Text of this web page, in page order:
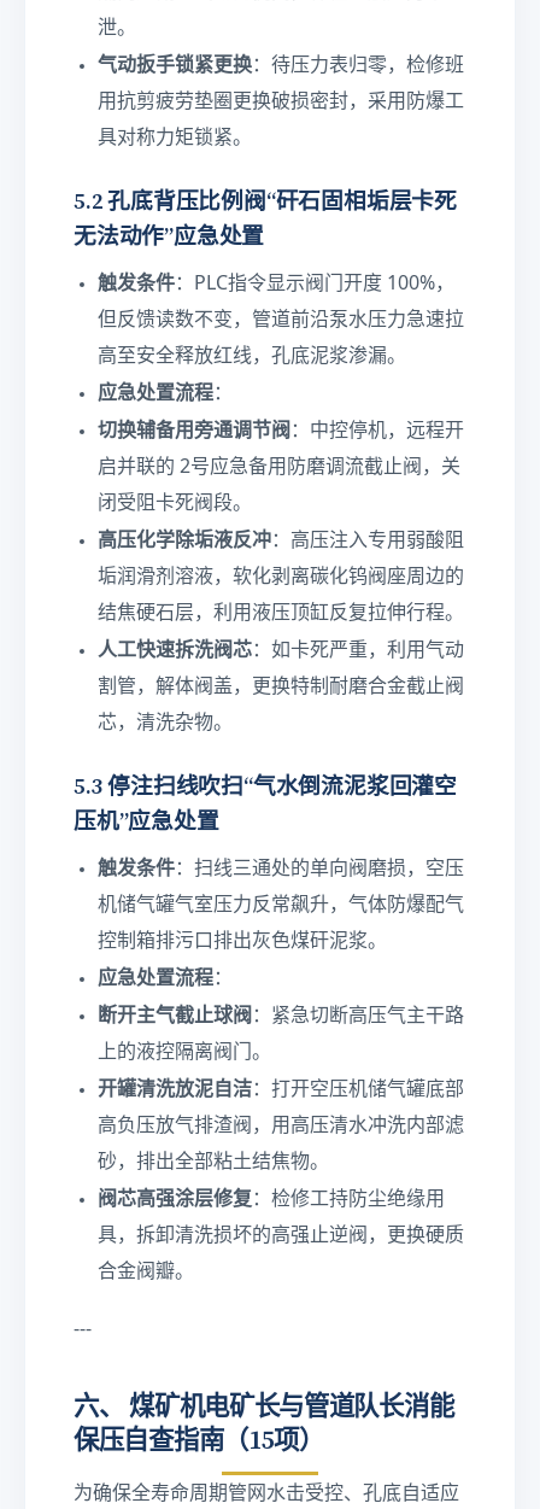
泄。
气动扳手锁紧更换：待压力表归零，检修班
用抗剪疲劳垫圈更换破损密封，采用防爆工
具对称力矩锁紧。
5.2 孔底背压比例阀“矸石固相垢层卡死
无法动作”应急处置
触发条件：PLC指令显示阀门开度 100%，
但反馈读数不变，管道前沿泵水压力急速拉
高至安全释放红线，孔底泥浆渗漏。
应急处置流程：
切换辅备用旁通调节阀 ：中控停机，远程开
启并联的 2号应急备用防磨调流截止阀，关
闭受阻卡死阀段。
高压化学除垢液反冲：高压注入专用弱酸阻
垢润滑剂溶液，软化剥离碳化钨阀座周边的
结焦硬石层，利用液压顶缸反复拉伸行程。
人工快速拆洗阀芯：如卡死严重，利用气动
割管，解体阀盖，更换特制耐磨合金截止阀
芯，清洗杂物。
5.3 停注扫线吹扫“气水倒流泥浆回灌空
压机”应急处置
触发条件：扫线三通处的单向阀磨损，空压
机储气罐气室压力反常飙升，气体防爆配气
控制箱排污口排出灰色煤矸泥浆。
应急处置流程：
断开主气截止球阀 ：紧急切断高压气主干路
上的液控隔离阀门。
开罐清洗放泥自洁：打开空压机储气罐底部
高负压放气排渣阀，用高压清水冲洗内部滤
砂，排出全部粘土结焦物。
阀芯高强涂层修复 ：检修工持防尘绝缘用
具，拆卸清洗损坏的高强止逆阀，更换硬质
合金阀瓣。
---
六、 煤矿机电矿长与管道队长消能
保压自查指南（15项）
为确保全寿命周期管网水击受控、孔底自适应